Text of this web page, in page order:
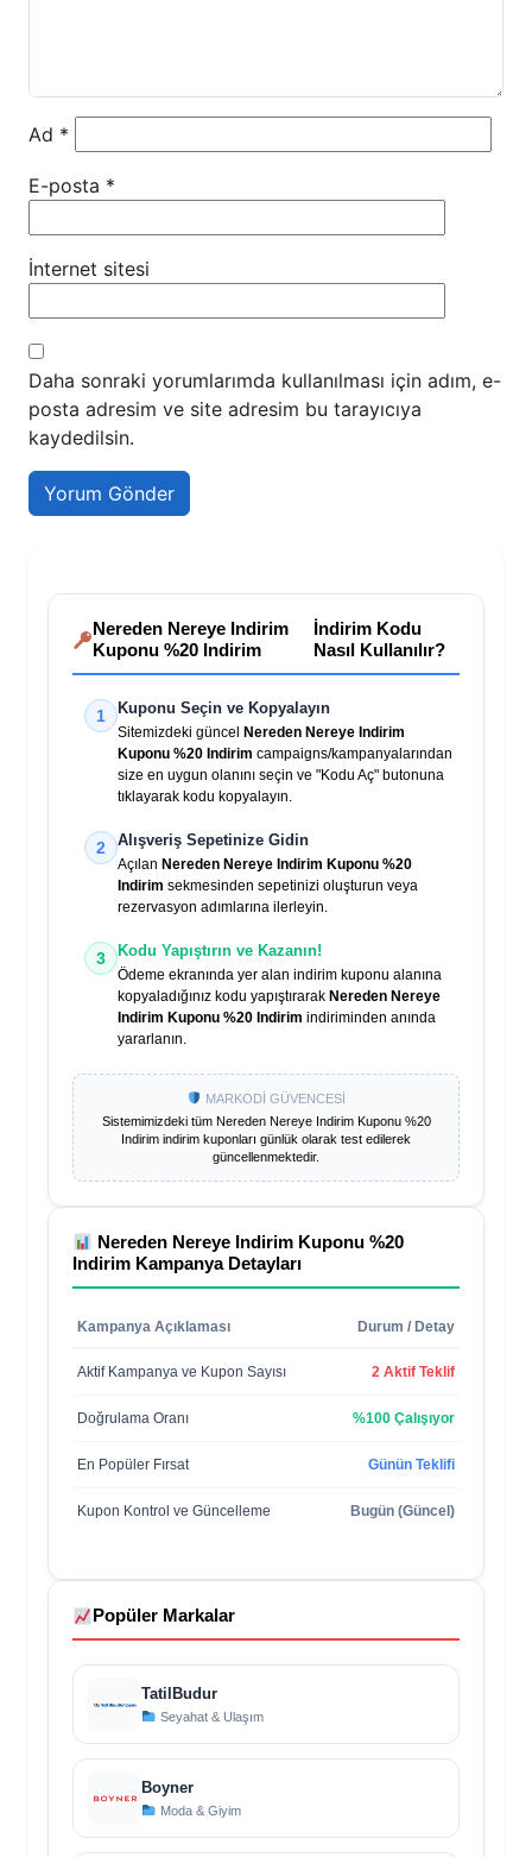
Ad *
E-posta *
İnternet sitesi
Daha sonraki yorumlarımda kullanılması için adım, e-
posta adresim ve site adresim bu tarayıcıya
kaydedilsin.
Nereden Nereye Indirim
Kuponu %20 Indirim
İndirim Kodu
Nasıl Kullanılır?
1 Kuponu Seçin ve Kopyalayın
Sitemizdeki güncel
Nereden Nereye Indirim
Kuponu %20 Indirim campaigns/kampanyalarından
size en uygun olanını seçin ve "Kodu Aç" butonuna
tıklayarak kodu kopyalayın.
2 Alışveriş Sepetinize Gidin
Açılan Nereden Nereye Indirim Kuponu %20
Indirim sekmesinden sepetinizi oluşturun veya
rezervasyon adımlarına ilerleyin.
3 Kodu Yapıştırın ve Kazanın!
Ödeme ekranında yer alan indirim kuponu alanına
kopyaladığınız kodu yapıştırarak Nereden Nereye
Indirim Kuponu %20 Indirim indiriminden anında
yararlanın.
MARKODİ GÜVENCESİ
Sistemimizdeki tüm Nereden Nereye Indirim Kuponu %20
Indirim indirim kuponları günlük olarak test edilerek
güncellenmektedir.
Nereden Nereye Indirim Kuponu %20
Indirim Kampanya Detayları
Kampanya Açıklaması Durum / Detay
Aktif Kampanya ve Kupon Sayısı 2 Aktif Teklif
Doğrulama Oranı %100 Çalışıyor
En Popüler Fırsat Günün Teklifi
Kupon Kontrol ve Güncelleme Bugün (Güncel)
Popüler Markalar
TatilBudur
Seyahat & Ulaşım
Boyner
Moda & Giyim